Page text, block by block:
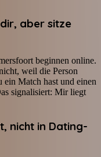
aber sitze
beginnen online.
weil die Person
Match hast und einen
signalisiert: Mir liegt
nicht in Dating-